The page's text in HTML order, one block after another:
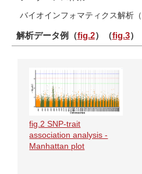
バイオインフォマティクス解析（
解析データ例（fig.2）（fig.3）
fig.2 SNP-trait
association analysis -
Manhattan plot